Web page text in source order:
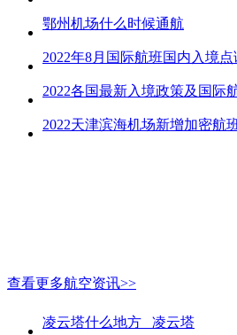
鄂州机场什么时候通航
2022年8月国际航班国内入境
2022各国最新入境政策及国际
2022天津滨海机场新增加密航
查看更多航空资讯>>
凌云塔什么地方_ 凌云塔